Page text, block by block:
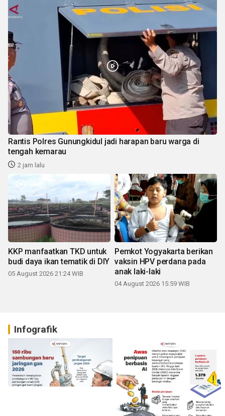
Rantis Polres Gunungkidul jadi harapan baru warga di
tengah kemarau
2 jam lalu
KKP manfaatkan TKD untuk
budi daya ikan tematik di DIY
05 August 2026 21:24 WIB
Pemkot Yogyakarta berikan
vaksin HPV perdana pada
anak laki-laki
04 August 2026 15:59 WIB
Infografik